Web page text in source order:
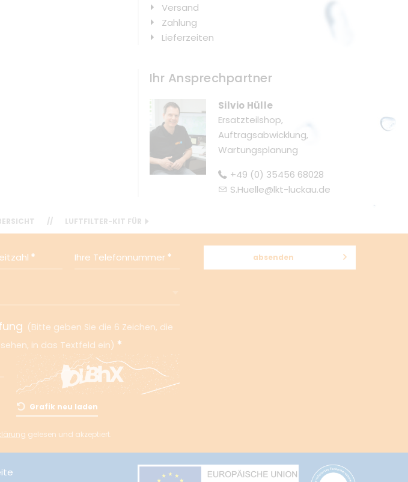
Versand
Zahlung
Lieferzeiten
Ihr Ansprechpartner
Silvio Hülle
Ersatzteilshop,
Auftragsabwicklung,
Wartungsplanung
+49 (0) 35456 68028
S.Huelle@lkt-luckau.de
// LUFTFILTER-KIT FÜR
Ihre Telefonnummer
Bitte geben Sie die 6 Zeichen, die
in das Textfeld ein
Grafik neu laden
absenden
gelesen und akzeptiert.